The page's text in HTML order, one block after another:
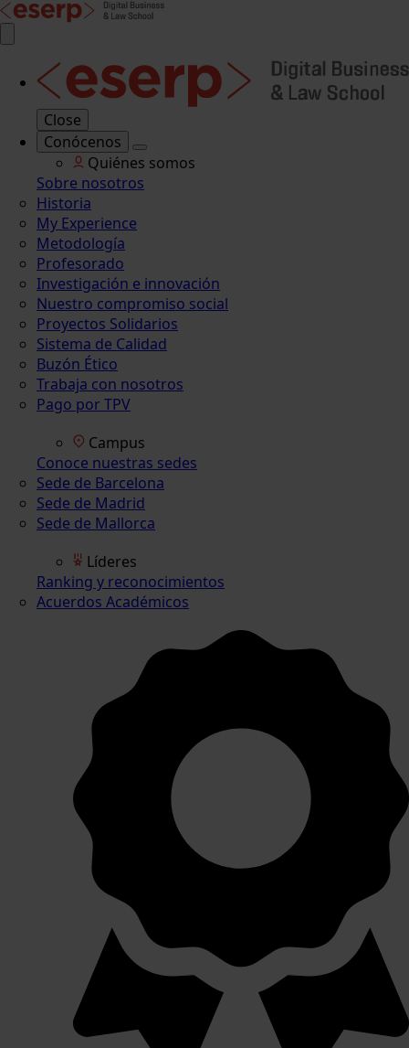
Close
Conócenos
Quiénes somos
Sobre nosotros
Historia
My Experience
Metodología
Profesorado
Investigación e innovación
Nuestro compromiso social
Proyectos Solidarios
Sistema de Calidad
Buzón Ético
Trabaja con nosotros
Pago por TPV
Campus
Conoce nuestras sedes
Sede de Barcelona
Sede de Madrid
Sede de Mallorca
Líderes
Ranking y reconocimientos
Acuerdos Académicos